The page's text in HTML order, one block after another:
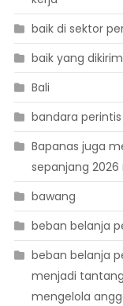
baik di sektor
baik yang
Bali
bandara perintis
Bapanas juga
sepanjang
bawang
beban belanja
beban belanja
menjadi
mengelola